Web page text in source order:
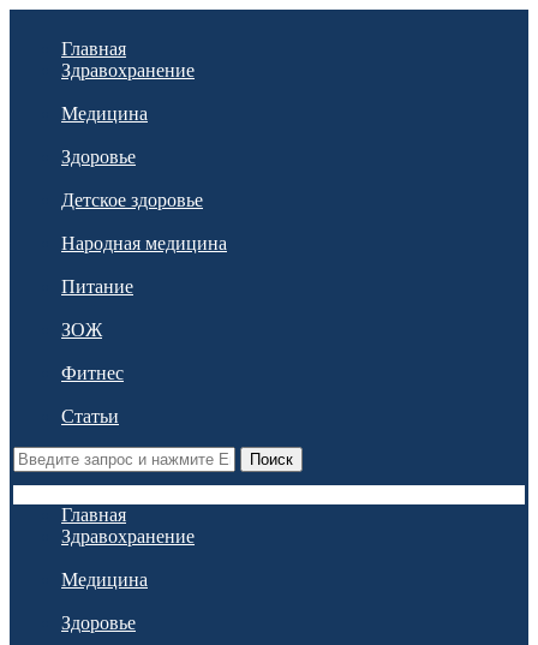
Главная
Здравохранение
Медицина
Здоровье
Детское здоровье
Народная медицина
Питание
ЗОЖ
Фитнес
Статьи
Поиск
Главная
Здравохранение
Медицина
Здоровье